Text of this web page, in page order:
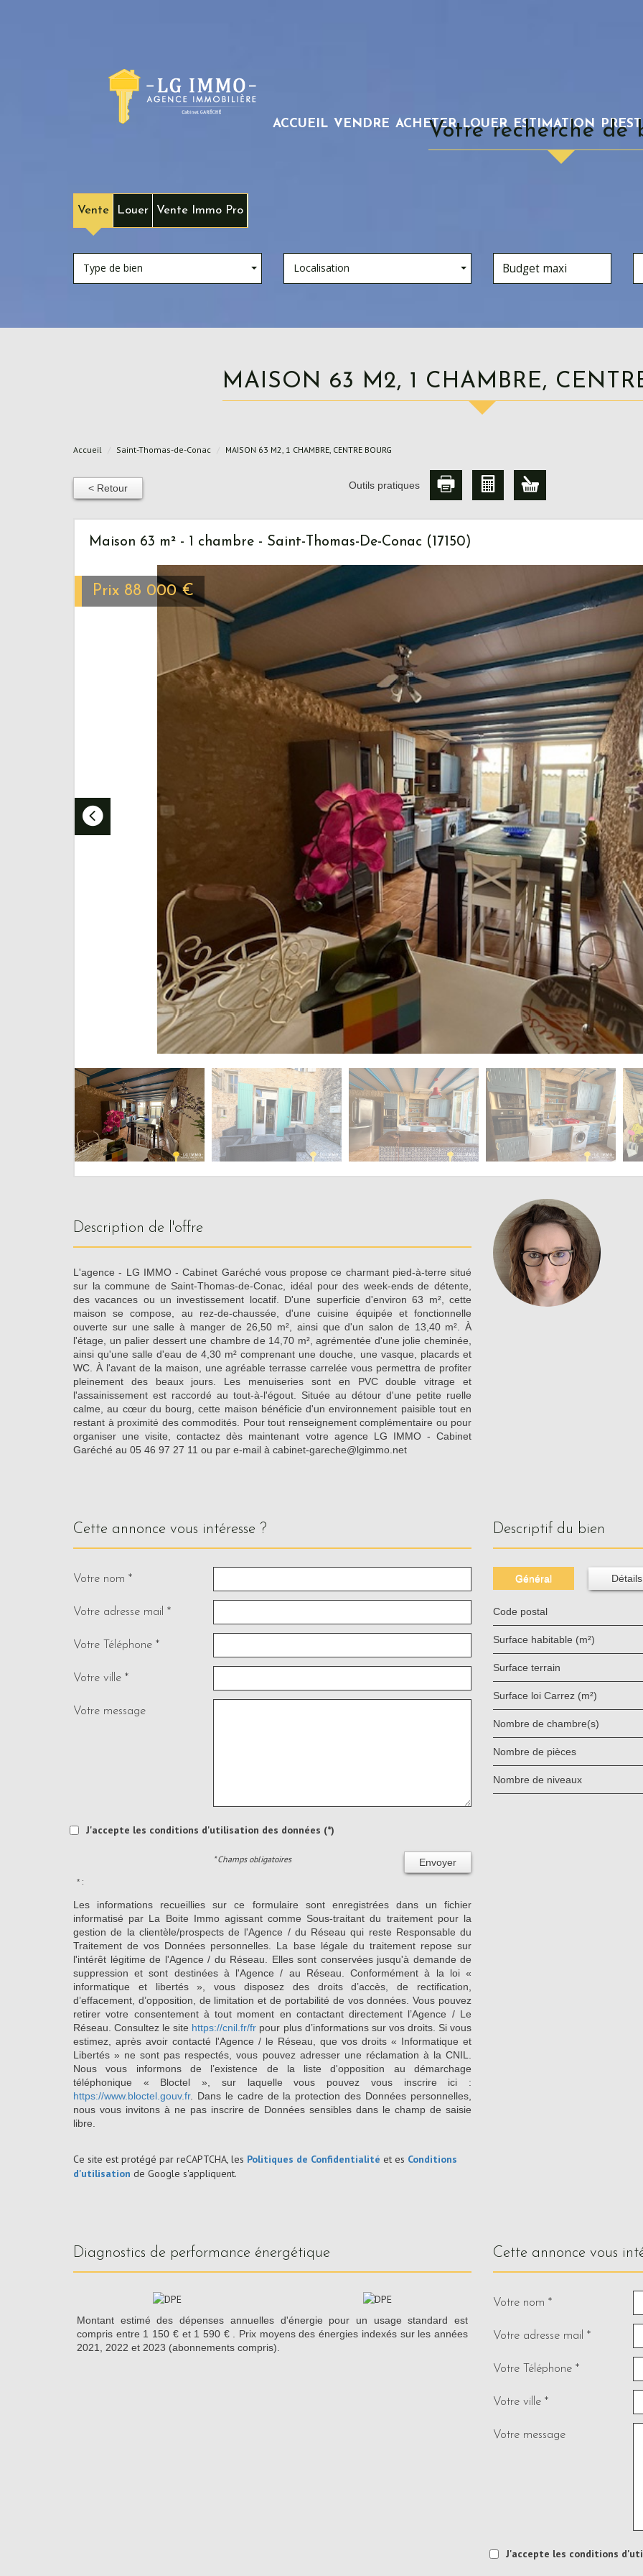
ACCUEIL VENDRE ACHETER LOUER ESTIMATION
votre recherche de
Vente Louer Vente Immo Pro
Type de bien Localisation
MAISON 63 M2, 1 CHAMBRE,
Accueil Saint-Thomas-de-Conac MAISON 63 M2, 1 CHAMBRE, CENTRE BOURG
< Retour Outils pratiques
Maison 63 m² - 1 chambre - Saint-Thomas-De-Conac (17150)
Prix 88 000 €
description de l'offre
L'agence - LG IMMO - Cabinet Garéché vous propose ce charmant pied-à-terre situé
sur la commune de Saint-Thomas-de-Conac, idéal pour des week-ends de détente,
des vacances ou un investissement locatif. D'une superficie d'environ 63 m², cette
maison se compose, au rez-de-chaussée, d'une cuisine équipée et fonctionnelle
ouverte sur une salle à manger de 26,50 m², ainsi que d'un salon de 13,40 m². À
l'étage, un palier dessert une chambre de 14,70 m², agrémentée d'une jolie cheminée,
ainsi qu'une salle d'eau de 4,30 m² comprenant une douche, une vasque, placards et
WC. À l'avant de la maison, une agréable terrasse carrelée vous permettra de profiter
pleinement des beaux jours. Les menuiseries sont en PVC double vitrage et
l'assainissement est raccordé au tout-à-l'égout. Située au détour d'une petite ruelle
calme, au cœur du bourg, cette maison bénéficie d'un environnement paisible tout en
restant à proximité des commodités. Pour tout renseignement complémentaire ou pour
organiser une visite, contactez dès maintenant votre agence LG IMMO - Cabinet
Garéché au 05 46 97 27 11 ou par e-mail à cabinet-gareche@lgimmo.net
cette annonce vous intéresse ?
Votre nom *
Votre adresse mail *
Votre Téléphone *
Votre ville *
Votre message
J'accepte les conditions d'utilisation des données (*)
Envoyer
* Champs obligatoires
* :
Les informations recueillies sur ce formulaire sont enregistrées dans un fichier
informatisé par La Boite Immo agissant comme Sous-traitant du traitement pour la
gestion de la clientèle/prospects de l'Agence / du Réseau qui reste Responsable du
Traitement de vos Données personnelles. La base légale du traitement repose sur
l'intérêt légitime de l'Agence / du Réseau. Elles sont conservées jusqu'à demande de
suppression et sont destinées à l'Agence / au Réseau. Conformément à la loi «
informatique et libertés », vous disposez des droits d’accès, de rectification,
d’effacement, d’opposition, de limitation et de portabilité de vos données. Vous pouvez
retirer votre consentement à tout moment en contactant directement l’Agence / Le
Réseau. Consultez le site https://cnil.fr/fr pour plus d’informations sur vos droits. Si vous
estimez, après avoir contacté l'Agence / le Réseau, que vos droits « Informatique et
Libertés » ne sont pas respectés, vous pouvez adresser une réclamation à la CNIL.
Nous vous informons de l’existence de la liste d'opposition au démarchage
téléphonique « Bloctel », sur laquelle vous pouvez vous inscrire ici :
https://www.bloctel.gouv.fr. Dans le cadre de la protection des Données personnelles,
nous vous invitons à ne pas inscrire de Données sensibles dans le champ de saisie
libre.
Ce site est protégé par reCAPTCHA, les Politiques de Confidentialité et es Conditions
d'utilisation de Google s'appliquent.
descriptif du bien
Général
Code postal
Surface habitable (m²)
surface terrain
Surface loi Carrez (m²)
Nombre de chambre(s)
Nombre de pièces
Nombre de niveaux
diagnostics de performance énergétique
Montant estimé des dépenses annuelles d'énergie pour un usage standard est
compris entre 1 150 € et 1 590 € . Prix moyens des énergies indexés sur les années
2021, 2022 et 2023 (abonnements compris).
cette annonce vous
Votre nom *
Votre adresse mail *
Votre Téléphone *
Votre ville *
Votre message
J'accepte les conditions